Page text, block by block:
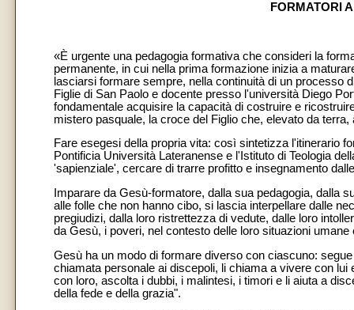
FORMATORI
«È urgente una pedagogia formativa che consideri la
permanente, in cui nella prima formazione inizia a
lasciarsi formare sempre, nella continuità di un processo
Figlie di San Paolo e docente presso l'università Diego
fondamentale acquisire la capacità di costruire e
mistero pasquale, la croce del Figlio che, elevato da terra,
Fare esegesi della propria vita: così sintetizza l'itinerario
Pontificia Università Lateranense e l'Istituto di Teologia
'sapienziale', cercare di trarre profitto e insegnamento
Imparare da Gesù-formatore, dalla sua pedagogia, dalla
alle folle che non hanno cibo, si lascia interpellare dalle
pregiudizi, dalla loro ristrettezza di vedute, dalle loro
da Gesù, i poveri, nel contesto delle loro situazioni
Gesù ha un modo di formare diverso con ciascuno:
chiamata personale ai discepoli, li chiama a vivere con
con loro, ascolta i dubbi, i malintesi, i timori e li aiuta a
della fede e della grazia".